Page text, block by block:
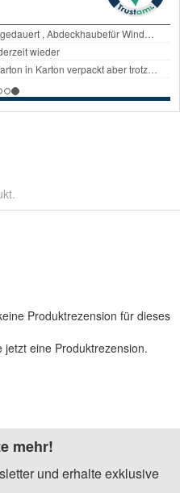
Produktrezension für dieses
jetzt eine Produktrezension.
mehr!
und erhalte exklusive